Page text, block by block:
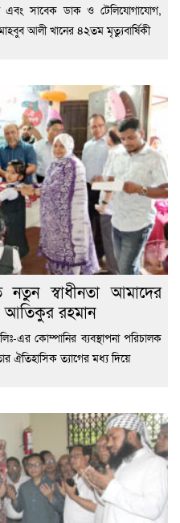
এবং সাবেক ডাক ও টেলিযোগাযোগ,
আলী খানের ৪২তম মৃত্যুবার্ষিকী
নতুন স্বাধীনতা আমাদের
আতিকুর রহমান
এর কোম্পানির ব্যবস্থাপনা পরিচালক
ঐতিহাসিক ত্যাগের মধ্য দিয়ে